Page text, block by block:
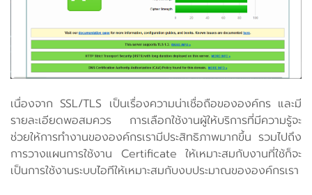
เนื่องจาก SSL/TLS เป็นเรื่องความน่าเชื่อถือขององค์กร และมี
รายละเอียดพอสมควร การเลือกใช้งานผู้ให้บริการที่มีความรู้จะ
ช่วยให้การทำงานขององค์กรเรามีประสิทธิภาพมากขึ้น รวมไปถึง
การวางแผนการใช้งาน Certificate ให้เหมาะสมกับงานที่ใช้ก็จะ
เป็นการใช้งานระบบไอทีให้เหมาะสมกับงบประมาณขององค์กรเรา